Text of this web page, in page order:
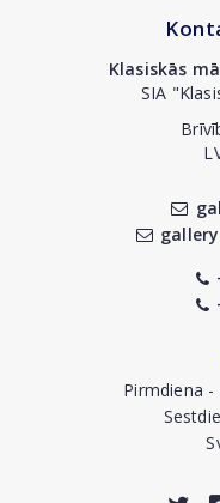
Klasiskās
SIA
Pirmdiena -